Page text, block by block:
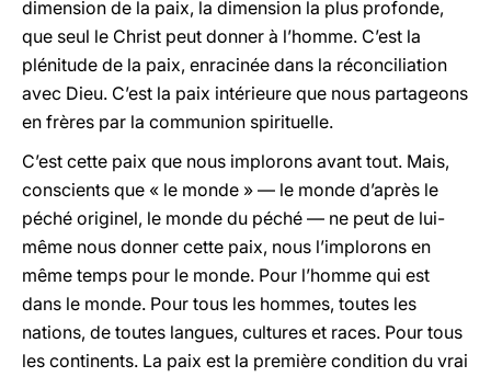
dimension de la paix, la dimension la plus profonde,
que seul le Christ peut donner à l’homme. C’est la
plénitude de la paix, enracinée dans la réconciliation
avec Dieu. C’est la paix intérieure que nous partageons
en frères par la communion spirituelle.
C’est cette paix que nous implorons avant tout. Mais,
conscients que « le monde » — le monde d’après le
péché originel, le monde du péché — ne peut de lui-
même nous donner cette paix, nous l’implorons en
même temps pour le monde. Pour l’homme qui est
dans le monde. Pour tous les hommes, toutes les
nations, de toutes langues, cultures et races. Pour tous
les continents. La paix est la première condition du vrai